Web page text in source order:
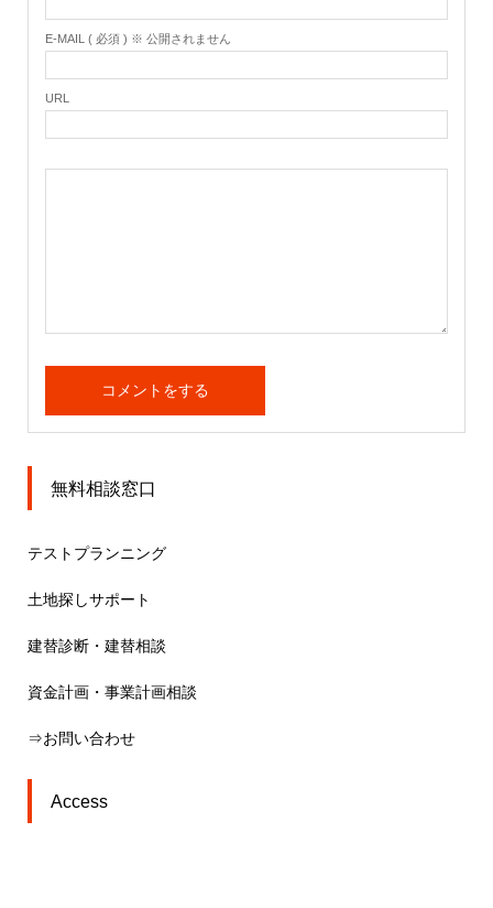
E-MAIL ( 必須 ) ※ 公開されません
URL
無料相談窓口
テストプランニング
土地探しサポート
建替診断・建替相談
資金計画・事業計画相談
⇒お問い合わせ
Access